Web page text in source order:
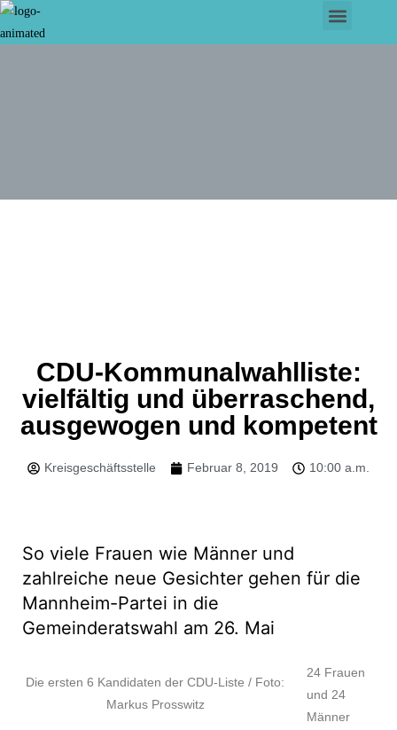
CDU-Kommunalwahlliste:
vielfältig und überraschend,
ausgewogen und kompetent
Kreisgeschäftsstelle Februar 8, 2019 10:00 a.m.
So viele Frauen wie Männer und
zahlreiche neue Gesichter gehen für die
Mannheim-Partei in die
Gemeinderatswahl am 26. Mai
Die ersten 6 Kandidaten der CDU-Liste / Foto:
Markus Prosswitz
24 Frauen
und 24
Männer